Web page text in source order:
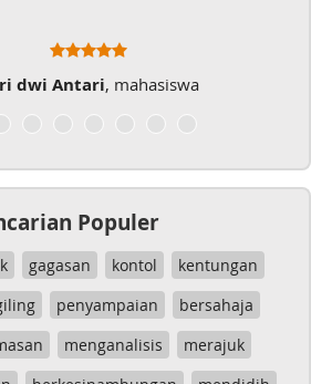
dwi Antari, mahasiswa
Populer
gagasan kontol
kentungan
penyampaian
bersahaja
menganalisis
merajuk